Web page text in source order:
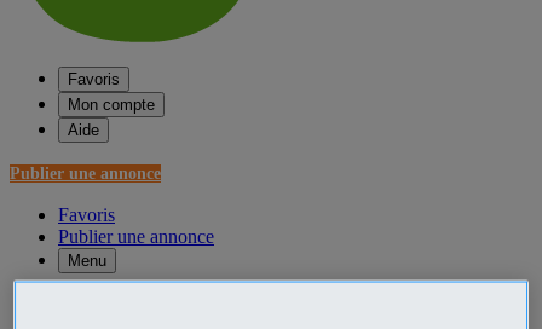
Favoris
Mon compte
Aide
Publier une annonce
Favoris
Publier une annonce
Menu